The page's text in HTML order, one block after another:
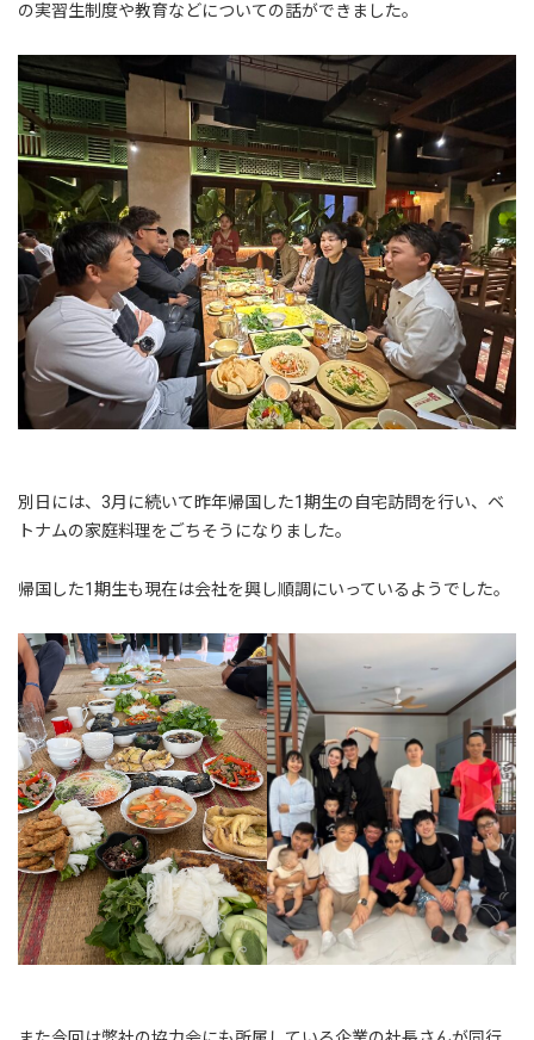
の実習生制度や教育などについての話ができました。
別日には、3月に続いて昨年帰国した1期生の自宅訪問を行い、ベ
トナムの家庭料理をごちそうになりました。
帰国した1期生も現在は会社を興し順調にいっているようでした。